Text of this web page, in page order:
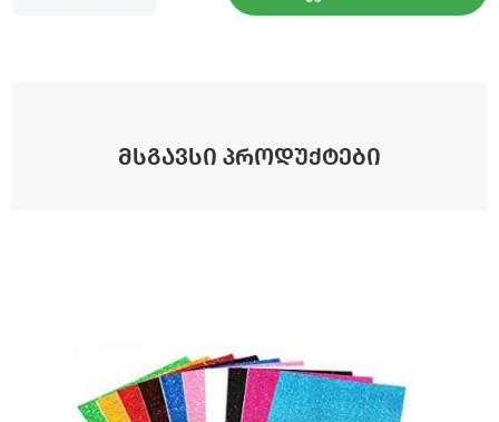
ᲛᲡᲒᲐᲕᲡᲘ ᲞᲠᲝᲓᲣᲥᲢᲔᲑᲘ